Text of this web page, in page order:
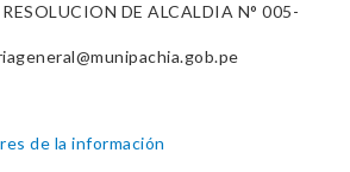
RESOLUCION DE ALCALDIA N° 005-
de la información